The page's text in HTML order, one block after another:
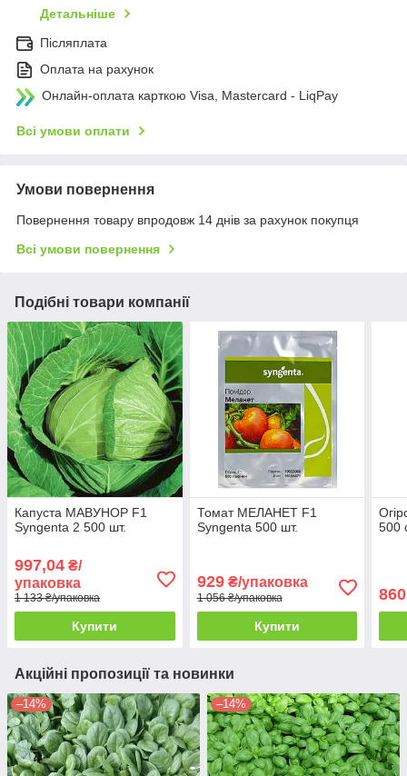
Детальніше
Післяплата
Оплата на рахунок
Онлайн-оплата карткою Visa, Mastercard - LiqPay
Всі умови оплати
Умови повернення
Повернення товару впродовж 14 днів за рахунок покупця
Всі умови повернення
Подібні товари компанії
Капуста МАВУНОР F1
Syngenta 2 500 шт.
997,04 ₴/
упаковка
1 133 ₴/упаковка
Купити
Томат МЕЛАНЕТ F1
Syngenta 500 шт.
929₴/упаковка
1 056 ₴/упаковка
Купити
500
860
Акційні пропозиції та новинки
–14% –14%